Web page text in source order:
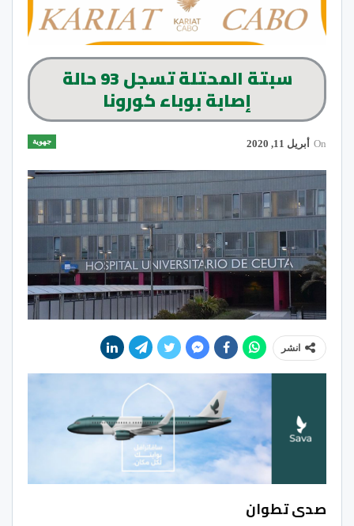
سبتة المحتلة تسجل 93 حالة
إصابة بوباء كورونا
جهوية On أبريل 11, 2020
انشر
صدى تطوان